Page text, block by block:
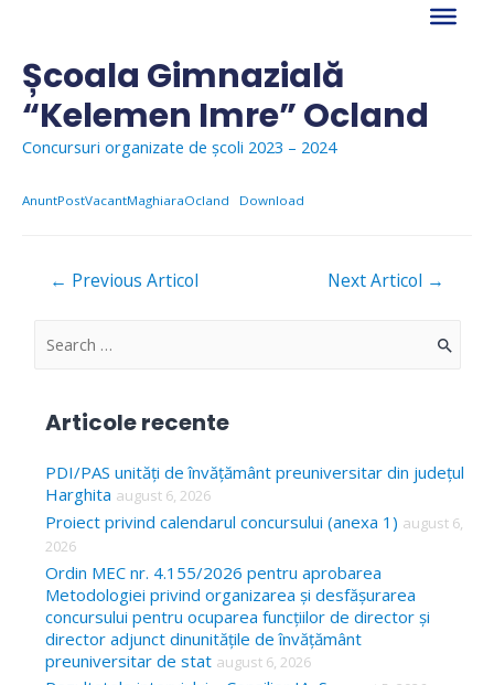
contentȘcoala Gimnazială
“Kelemen Imre” Ocland
Concursuri organizate de școli 2023 – 2024
AnuntPostVacantMaghiaraOcland Download
Navigare
← Previous Articol Next Articol →
S
c
h
f
o
r
Articole recente
PDI/PAS unități de învățământ preuniversitar din județul
Harghita august 6, 2026
Proiect privind calendarul concursului (anexa 1) august 6,
2026
Ordin MEC nr. 4.155/2026 pentru aprobarea
Metodologiei privind organizarea și desfășurarea
concursului pentru ocuparea funcțiilor de director și
director adjunct dinunitățile de învățământ
preuniversitar de stat august 6, 2026